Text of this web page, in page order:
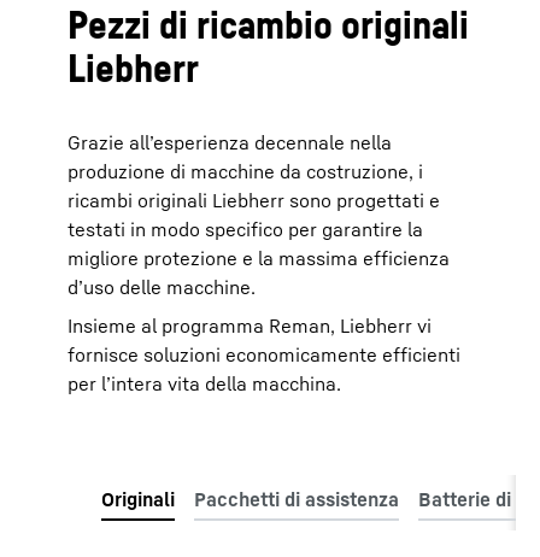
Pezzi di ricambio originali
Liebherr
Grazie all’esperienza decennale nella
produzione di macchine da costruzione, i
ricambi originali Liebherr sono progettati e
testati in modo specifico per garantire la
migliore protezione e la massima efficienza
d’uso delle macchine.
Insieme al programma Reman, Liebherr vi
fornisce soluzioni economicamente efficienti
per l’intera vita della macchina.